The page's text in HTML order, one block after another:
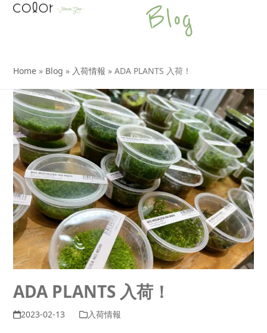
SkipOpen
Close
Blog
Home » Blog » 入荷情報 »ADA PLANTS 入荷！
ADA PLANTS 入荷！
2023-02-13 入荷情報